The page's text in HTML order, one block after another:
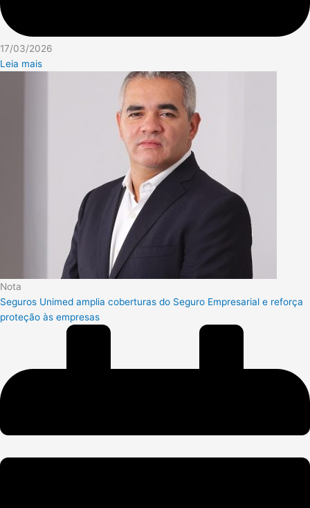
17/03/2026
Leia mais
Nota
Seguros Unimed amplia coberturas do Seguro Empresarial e reforça
proteção às empresas